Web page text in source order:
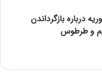
درباره بازگرداندن
و طرطوس